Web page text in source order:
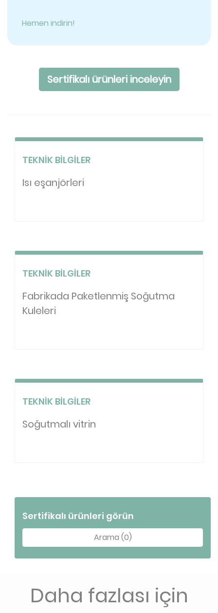
Hemen indirin!
Sertifikalı ürünleri inceleyin
TEKNIK BILGILER
Isı eşanjörleri
TEKNIK BILGILER
Fabrikada Paketlenmiş Soğutma
Kuleleri
TEKNIK BILGILER
Soğutmalı vitrin
Sertifikalı ürünleri görün
Arama (0)
Daha fazlası için